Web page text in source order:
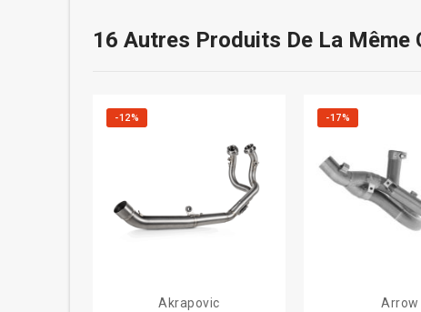
16 Autres Produits De La Même
-12%
Akrapovic
-17%
Arrow